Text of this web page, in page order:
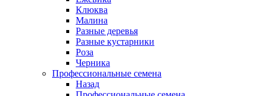
Клюква
Малина
Разные деревья
Разные кустарники
Роза
Черника
Профессиональные семена
Назад